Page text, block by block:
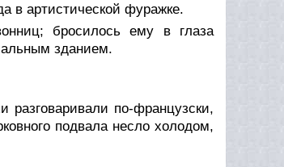
в артистической фуражке.
бросилось ему в глаза
зданием.
по-французски,
подвала несло холодом,